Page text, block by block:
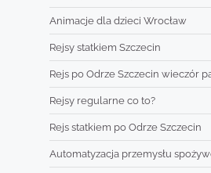
Animacje dla dzieci Wrocław
Rejsy statkiem Szczecin
Rejs po Odrze Szczecin wieczór
Rejsy regularne co to?
Rejs statkiem po Odrze Szczecin
Automatyzacja przemysłu